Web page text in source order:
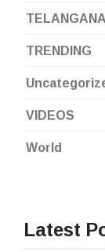
TELANGANA
TRENDING
VIDEOS
World
Latest